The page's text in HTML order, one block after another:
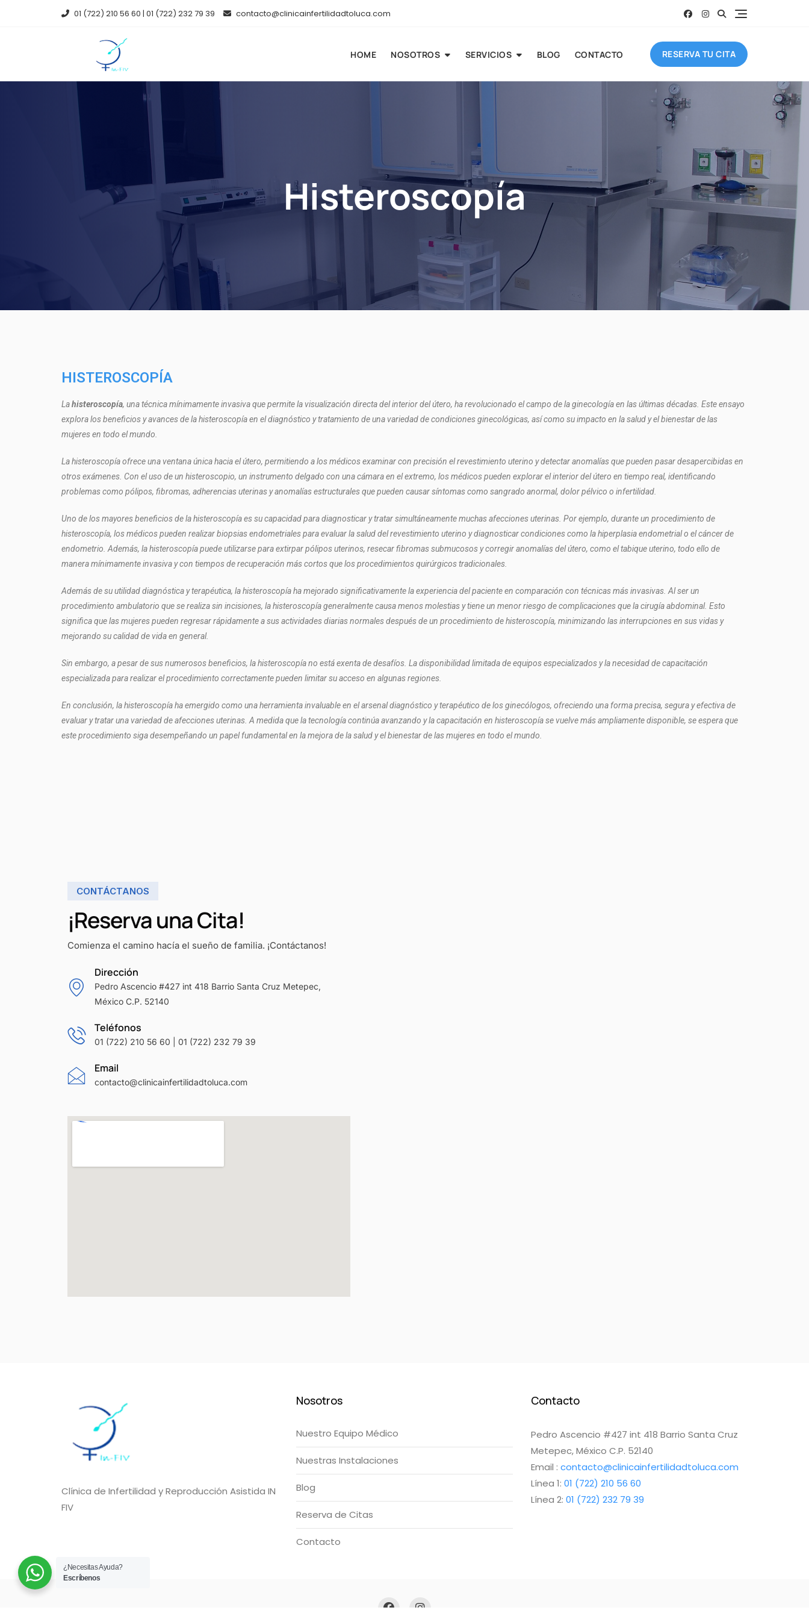
01 (722) 210 56 60 | 01 (722) 232 79 39 contacto@clinicainfertilidadtoluca.com
HOME NOSOTROS SERVICIOS BLOG CONTACTO RESERVA TU CITA
Histeroscopía
HISTEROSCOPÍA
Lahisteroscopía, una técnica mínimamente invasiva que permite la visualización directa del interior del útero, ha revolucionado el campo de la ginecología en las últimas décadas. Este ensayo
explora los beneficios y avances de la histeroscopía en el diagnóstico y tratamiento de una variedad de condiciones ginecológicas, así como su impacto en la salud y el bienestar de las
mujeres en todo el mundo.
La histeroscopía ofrece una ventana única hacia el útero, permitiendo a los médicos examinar con precisión el revestimiento uterino y detectar anomalías que pueden pasar desapercibidas en
otros exámenes. Con el uso de un histeroscopio, un instrumento delgado con una cámara en el extremo, los médicos pueden explorar el interior del útero en tiempo real, identificando
problemas como pólipos, fibromas, adherencias uterinas y anomalías estructurales que pueden causar síntomas como sangrado anormal, dolor pélvico o infertilidad.
Uno de los mayores beneficios de la histeroscopía es su capacidad para diagnosticar y tratar simultáneamente muchas afecciones uterinas. Por ejemplo, durante un procedimiento de
histeroscopía, los médicos pueden realizar biopsias endometriales para evaluar la salud del revestimiento uterino y diagnosticar condiciones como la hiperplasia endometrial o el cáncer de
endometrio. Además, la histeroscopía puede utilizarse para extirpar pólipos uterinos, resecar fibromas submucosos y corregir anomalías del útero, como el tabique uterino, todo ello de
manera mínimamente invasiva y con tiempos de recuperación más cortos que los procedimientos quirúrgicos tradicionales.
Además de su utilidad diagnóstica y terapéutica, la histeroscopía ha mejorado significativamente la experiencia del paciente en comparación con técnicas más invasivas. Al ser un
procedimiento ambulatorio que se realiza sin incisiones, la histeroscopía generalmente causa menos molestias y tiene un menor riesgo de complicaciones que la cirugía abdominal. Esto
significa que las mujeres pueden regresar rápidamente a sus actividades diarias normales después de un procedimiento de histeroscopía, minimizando las interrupciones en sus vidas y
mejorando su calidad de vida en general.
Sin embargo, a pesar de sus numerosos beneficios, la histeroscopía no está exenta de desafíos. La disponibilidad limitada de equipos especializados y la necesidad de capacitación
especializada para realizar el procedimiento correctamente pueden limitar su acceso en algunas regiones.
En conclusión, la histeroscopía ha emergido como una herramienta invaluable en el arsenal diagnóstico y terapéutico de los ginecólogos, ofreciendo una forma precisa, segura y efectiva de
evaluar y tratar una variedad de afecciones uterinas. A medida que la tecnología continúa avanzando y la capacitación en histeroscopía se vuelve más ampliamente disponible, se espera que
este procedimiento siga desempeñando un papel fundamental en la mejora de la salud y el bienestar de las mujeres en todo el mundo.
CONTÁCTANOS
¡Reserva una Cita!
Comienza el camino hacía el sueño de familia. ¡Contáctanos!
Dirección
Pedro Ascencio #427 int 418 Barrio Santa Cruz Metepec,
México C.P. 52140
Teléfonos
01 (722) 210 56 60 | 01 (722) 232 79 39
Email
contacto@clinicainfertilidadtoluca.com
Clínica de Infertilidad y Reproducción Asistida IN
FIV
Nosotros
Nuestro Equipo Médico
Nuestras Instalaciones
Blog
Reserva de Citas
Contacto
Contacto
Pedro Ascencio #427 int 418 Barrio Santa Cruz
Metepec, México C.P. 52140
Email : contacto@clinicainfertilidadtoluca.com
Línea 1: 01 (722) 210 56 60
Línea 2: 01 (722) 232 79 39
¿Necesitas Ayuda?
Escríbenos